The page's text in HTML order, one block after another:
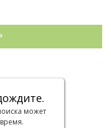
может